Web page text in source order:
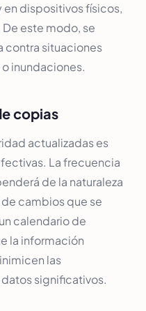
en dispositivos físicos,
este modo, se
contra situaciones
inundaciones.
copias
actualizadas es
La frecuencia
de la naturaleza
cambios que se
calendario de
la información
las
significativos.